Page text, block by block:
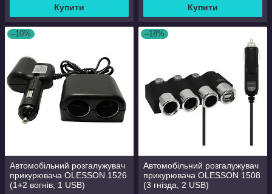
Купити Купити
–10%
Автомобільний розгалужувач
прикурювача OLESSON 1526
(1+2 вогнів, 1 USB)
–18%
Автомобільний розгалужувач
прикурювача OLESSON 1508
(3 гнізда, 2 USB)